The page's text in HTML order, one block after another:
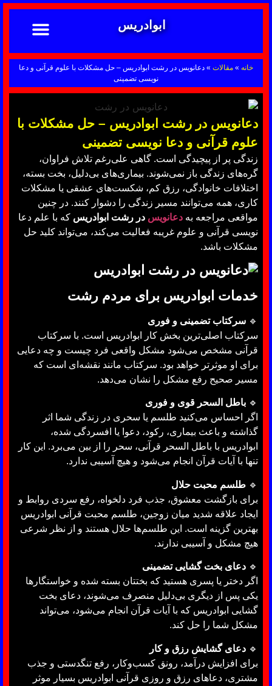
ابوادریس
خانه » مقالات » دعانویس در رشت ابوادریس – حل مشکلات با علوم قرآنی و دعا
نویسی تضمینی
دعانویس در رشت ابوادریس – حل مشکلات با
علوم قرآنی و دعا نویسی تضمینی
زندگی پر از پیچیدگی است. گاهی علی‌رغم تلاش فراوان،
گره‌های زندگی باز نمی‌شوند. بیماری‌های بی‌دلیل، بخت بسته،
اختلافات خانوادگی، رزق کم، شکست‌های عشقی یا مشکلات
کاری، همه می‌توانند مسیر زندگی را دشوار کنند. در چنین
مواقعی مراجعه به دعانویس در رشت ابوادریس که با علم دعا
نویسی قرآنی و علوم غریبه فعالیت می‌کند، می‌تواند کلید حل
مشکلات باشد.
خدمات ابوادریس برای مردم رشت
🔹 سرکتاب تضمینی و فوری
سرکتاب اصلی‌ترین بخش کار ابوادریس است. با سرکتاب
قرآنی مشخص می‌شود مشکل واقعی فرد چیست و چه دعایی
برای او موثرتر خواهد بود. سرکتاب مانند نقشه‌ای است که
مسیر صحیح رفع مشکل را نشان می‌دهد.
🔹 باطل السحر قوی و فوری
اگر احساس می‌کنید طلسم یا سحری در زندگی شما اثر
گذاشته و باعث بیماری، رکود، دعوا یا افسردگی شده،
ابوادریس با باطل السحر قرآنی، سحر را از بین می‌برد. این کار
تنها با آیات قرآن انجام می‌شود و هیچ آسیبی ندارد.
🔹 طلسم محبت حلال
برای بازگشت معشوق، جذب فرد دلخواه، رفع سردی روابط و
ایجاد علاقه شدید میان زوجین، طلسم محبت قرآنی ابوادریس
بهترین گزینه است. این طلسم‌ها حلال هستند و از نظر شرعی
هیچ مشکل و آسیبی ندارند.
🔹 دعای بخت گشایی تضمینی
اگر دختر یا پسری هستید که بختتان بسته شده و خواستگارها
یکی پس از دیگری بی‌دلیل منصرف می‌شوند، دعای بخت
گشایی ابوادریس که با آیات قرآن انجام می‌شود، می‌تواند
مشکل شما را حل کند.
🔹 دعای گشایش رزق و کار
برای افزایش درآمد، رونق کسب‌وکار، رفع تنگدستی و جذب
مشتری، دعاهای رزق و روزی قرآنی ابوادریس بسیار موثر